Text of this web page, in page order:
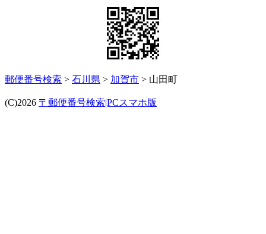
郵便番号検索 > 石川県 > 加賀市 > 山田町
(C)2026 〒郵便番号検索|PCスマホ版